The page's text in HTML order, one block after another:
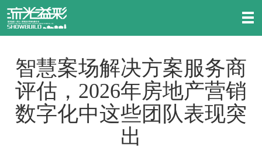
智慧案场解决方案服务商
评估，2026年房地产营销
数字化中这些团队表现突
出